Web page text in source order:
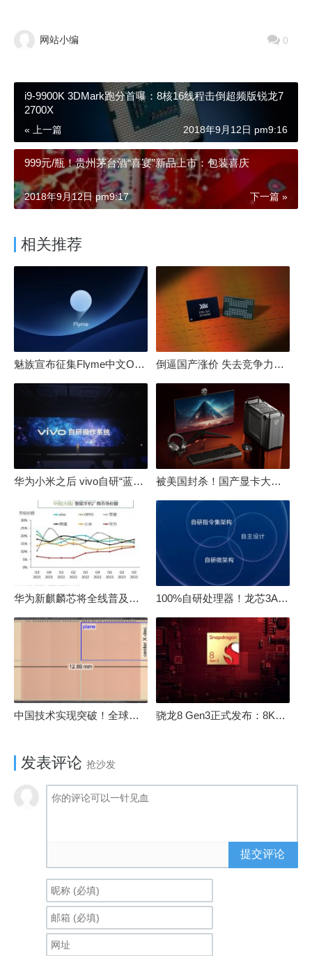
网站小编 0
i9-9900K 3DMark跑分首曝：8核16线程击倒超频版锐龙7
2700X
« 上一篇 2018年9月12日 pm9:16
999元/瓶！贵州茅台酒“喜宴”新品上市：包装喜庆
下一篇 »
2018年9月12日 pm9:17
相关推荐
魅族宣布征集Flyme中文OS名：要像鸿蒙、澎湃一样响亮 倒逼国产涨价 失去竞争力！三星要减产50%：SSD必须涨价
华为小米之后 vivo自研“蓝河”操作系统重磅发布 被美国封杀！国产显卡大厂：中国GPU不存在至暗时刻
华为新麒麟芯将全线普及！高中低端全面采用 改写竞争格局 100%自研处理器！龙芯3A6000评测：与10代酷睿互有胜负
中国技术实现突破！全球最先进的3D NAND存储芯片被发现 骁龙8 Gen3正式发布：8K240手游成真！AI性能飙升98％
发表评论 抢沙发
提交评论